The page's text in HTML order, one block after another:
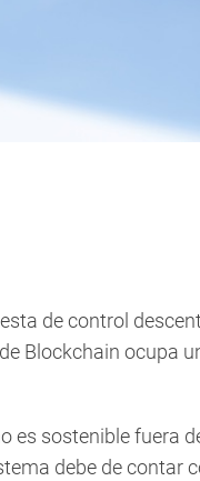
de control
Blockchain ocupa
es sostenible fuera
debe de contar